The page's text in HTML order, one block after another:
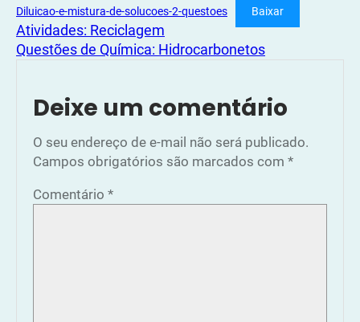
Diluicao-e-mistura-de-solucoes-2-questoes Baixar
Atividades: Reciclagem
Questões de Química: Hidrocarbonetos
Deixe um comentário
O seu endereço de e-mail não será publicado.
Campos obrigatórios são marcados com *
Comentário *